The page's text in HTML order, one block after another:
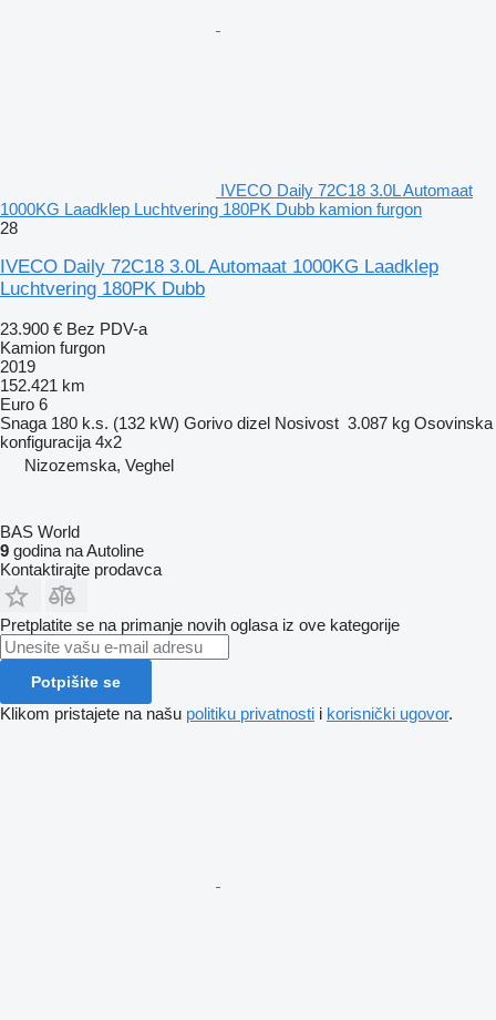
IVECO Daily 72C18 3.0L Automaat
1000KG Laadklep Luchtvering 180PK Dubb kamion furgon
28
IVECO Daily 72C18 3.0L Automaat 1000KG Laadklep
Luchtvering 180PK Dubb
23.900 € Bez PDV-a
Kamion furgon
2019
152.421 km
Euro 6
Snaga 180 k.s. (132 kW) Gorivo dizel Nosivost 3.087 kg Osovinska
konfiguracija 4x2
Nizozemska, Veghel
BAS World
9 godina na Autoline
Kontaktirajte prodavca
Pretplatite se na primanje novih oglasa iz ove kategorije
Potpišite se
Klikom pristajete na našu politiku privatnosti i korisnički ugovor.